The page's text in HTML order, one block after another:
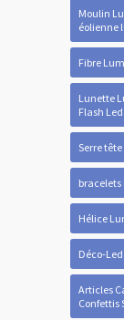
Moulin
éolienne
Fibre
Lunette
Flash Led
Serre
Hélice
Déco-Led
Articles
Confettis